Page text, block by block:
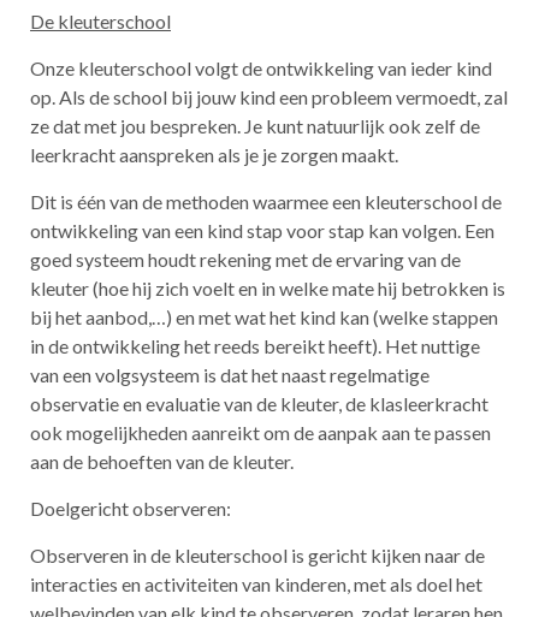
De kleuterschool
Onze kleuterschool volgt de ontwikkeling van ieder kind
op. Als de school bij jouw kind een probleem vermoedt, zal
ze dat met jou bespreken. Je kunt natuurlijk ook zelf de
leerkracht aanspreken als je je zorgen maakt.
Dit is één van de methoden waarmee een kleuterschool de
ontwikkeling van een kind stap voor stap kan volgen. Een
goed systeem houdt rekening met de ervaring van de
kleuter (hoe hij zich voelt en in welke mate hij betrokken is
bij het aanbod,…) en met wat het kind kan (welke stappen
in de ontwikkeling het reeds bereikt heeft). Het nuttige
van een volgsysteem is dat het naast regelmatige
observatie en evaluatie van de kleuter, de klasleerkracht
ook mogelijkheden aanreikt om de aanpak aan te passen
aan de behoeften van de kleuter.
Doelgericht observeren:
Observeren in de kleuterschool is gericht kijken naar de
interacties en activiteiten van kinderen, met als doel het